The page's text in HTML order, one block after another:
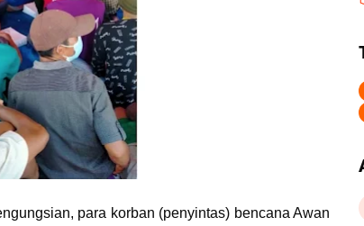
para korban (penyintas) bencana Awan